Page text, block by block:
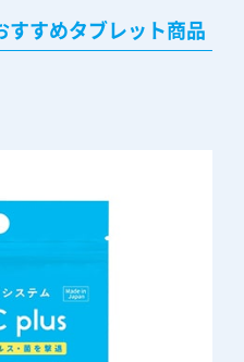
すめタブレット商品